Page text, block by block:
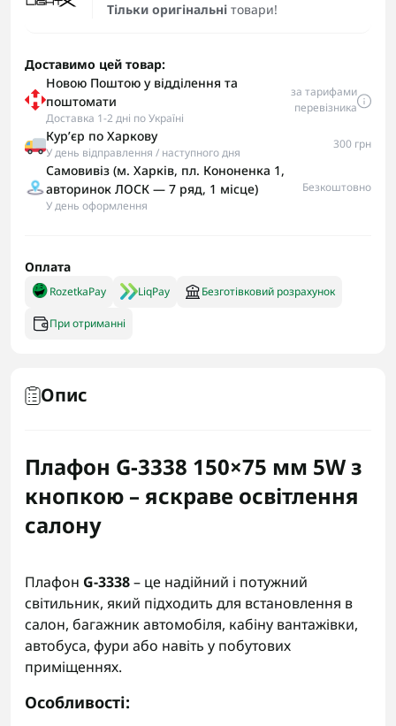
Тільки оригінальні товари!
Доставимо цей товар:
Новою Поштою у відділення та
поштомати
Доставка 1-2 дні по Україні
за тарифами
перевізника
Кур’єр по Харкову
У день відправлення / наступного дня
300 грн
Самовивіз (м. Харків, пл. Кононенка 1,
авторинок ЛОСК — 7 ряд, 1 місце)
У день оформлення
Безкоштовно
Оплата
RozetkaPay LiqPay Безготівковий розрахунок
При отриманні
Опис
Плафон G-3338 150×75 мм 5W з
кнопкою – яскраве освітлення
салону
Плафон G-3338– це надійний і потужний
світильник, який підходить для встановлення в
салон, багажник автомобіля, кабіну вантажівки,
автобуса, фури або навіть у побутових
приміщеннях.
Особливості: